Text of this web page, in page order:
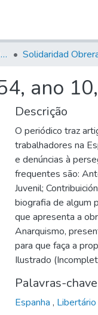
Canto Libertário (1906-1995) Solidaridad
ano
Descrição
O periódico traz
trabalhadores na
e denúncias à
frequentes são:
Juvenil;
biografia de algum
que apresenta a
Anarquismo,
para que faça a
Ilustrado
Palavras-chave
Espanha , Libertário